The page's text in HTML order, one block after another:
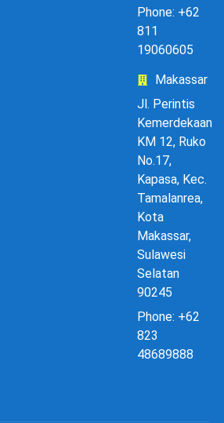
Phone: +62
811
19060605
Makassar
Jl. Perintis
Kemerdekaan
KM 12, Ruko
No.17,
Kapasa, Kec.
Tamalanrea,
Kota
Makassar,
Sulawesi
Selatan
90245
Phone: +62
823
48689888